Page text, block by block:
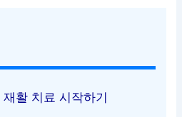
활 치료 시작하기